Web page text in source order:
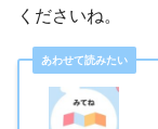
くださいね。